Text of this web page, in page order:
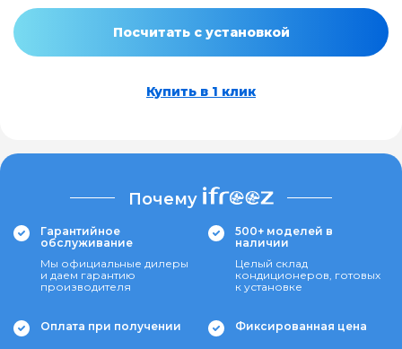
Посчитать с установкой
Купить в 1 клик
Почему
Гарантийное
обслуживание
Мы официальные дилеры
и даем гарантию
производителя
500+ моделей в
наличии
Целый склад
кондиционеров, готовых
к установке
Оплата при получении Фиксированная цена